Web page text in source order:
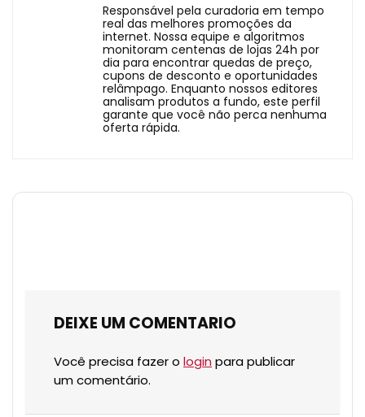
Responsável pela curadoria em tempo
real das melhores promoções da
internet. Nossa equipe e algoritmos
monitoram centenas de lojas 24h por
dia para encontrar quedas de preço,
cupons de desconto e oportunidades
relâmpago. Enquanto nossos editores
analisam produtos a fundo, este perfil
garante que você não perca nenhuma
oferta rápida.
DEIXE UM COMENTARIO
Você precisa fazer o login para publicar
um comentário.